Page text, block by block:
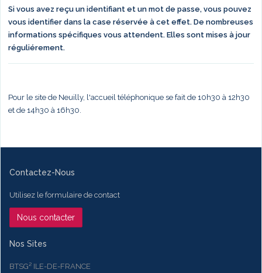
Si vous avez reçu un identifiant et un mot de passe, vous pouvez
vous identifier dans la case réservée à cet effet. De nombreuses
informations spécifiques vous attendent. Elles sont mises à jour
réguliérement.
Pour le site de Neuilly, l'accueil téléphonique se fait de 10h30 à 12h30
et de 14h30 à 16h30.
Contactez-Nous
Utilisez le formulaire de contact
Nous contacter
Nos Sites
BTSG² ILE-DE-FRANCE